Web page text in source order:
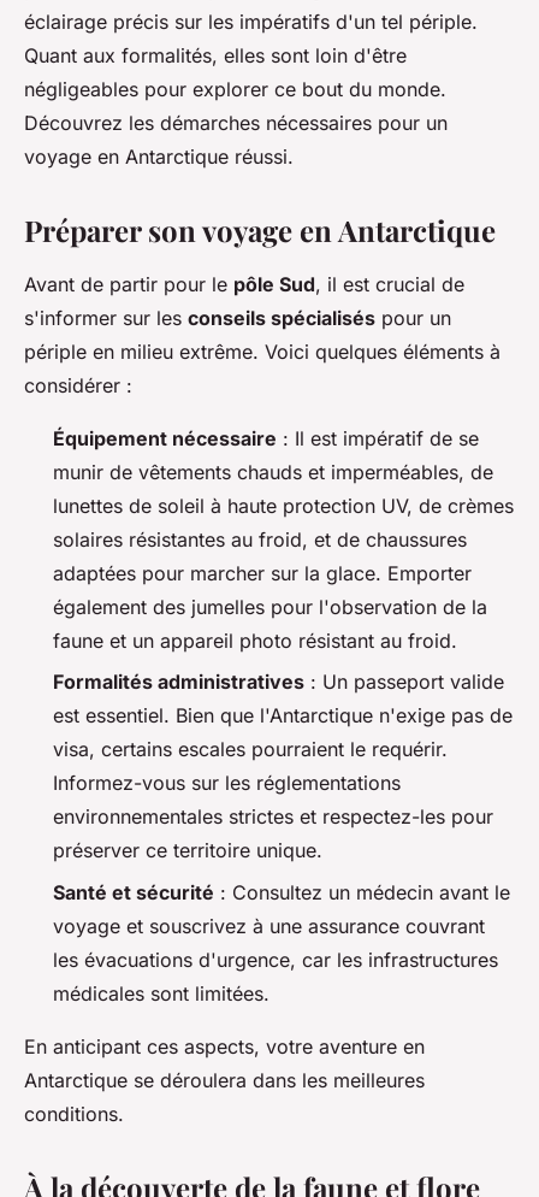
éclairage précis sur les impératifs d'un tel périple.
Quant aux formalités, elles sont loin d'être
négligeables pour explorer ce bout du monde.
Découvrez les démarches nécessaires pour un
voyage en Antarctique réussi.
Préparer son voyage en Antarctique
Avant de partir pour le pôle Sud, il est crucial de
s'informer sur les conseils spécialisés pour un
périple en milieu extrême. Voici quelques éléments à
considérer :
Équipement nécessaire : Il est impératif de se
munir de vêtements chauds et imperméables, de
lunettes de soleil à haute protection UV, de crèmes
solaires résistantes au froid, et de chaussures
adaptées pour marcher sur la glace. Emporter
également des jumelles pour l'observation de la
faune et un appareil photo résistant au froid.
Formalités administratives : Un passeport valide
est essentiel. Bien que l'Antarctique n'exige pas de
visa, certains escales pourraient le requérir.
Informez-vous sur les réglementations
environnementales strictes et respectez-les pour
préserver ce territoire unique.
Santé et sécurité : Consultez un médecin avant le
voyage et souscrivez à une assurance couvrant
les évacuations d'urgence, car les infrastructures
médicales sont limitées.
En anticipant ces aspects, votre aventure en
Antarctique se déroulera dans les meilleures
conditions.
À la découverte de la faune et flore